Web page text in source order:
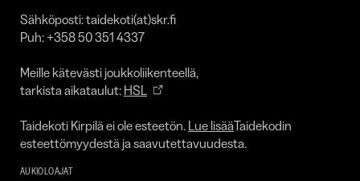
Sähköposti: taidekoti(at)skr.fi
Puh: +358 50 351 4337
Meille kätevästi joukkoliikenteellä,
tarkista aikataulut: HSL
Taidekoti Kirpilä ei ole esteetön. Lue lisääTaidekodin
esteettömyydestä ja saavutettavuudesta.
AUKIOLOAJAT